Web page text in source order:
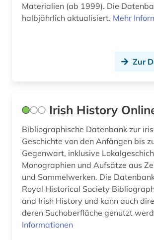
jahrbuch (1)
juden (1)
judentum (1)
judenverfolgung (1)
jugoslawien (1)
kanada (4)
kanarische inseln (1)
Materialien (ab 1999). Die
halbjährlich aktualisiert. Mehr
Zur
Irish History
Bibliographische Datenbank zur
Geschichte von den Anfängen bis
Gegenwart, inklusive
Monographien und Aufsätze aus
und Sammelwerken. Die
Royal Historical Society
and Irish History und kann auch
deren Suchoberfläche genutzt
Informationen